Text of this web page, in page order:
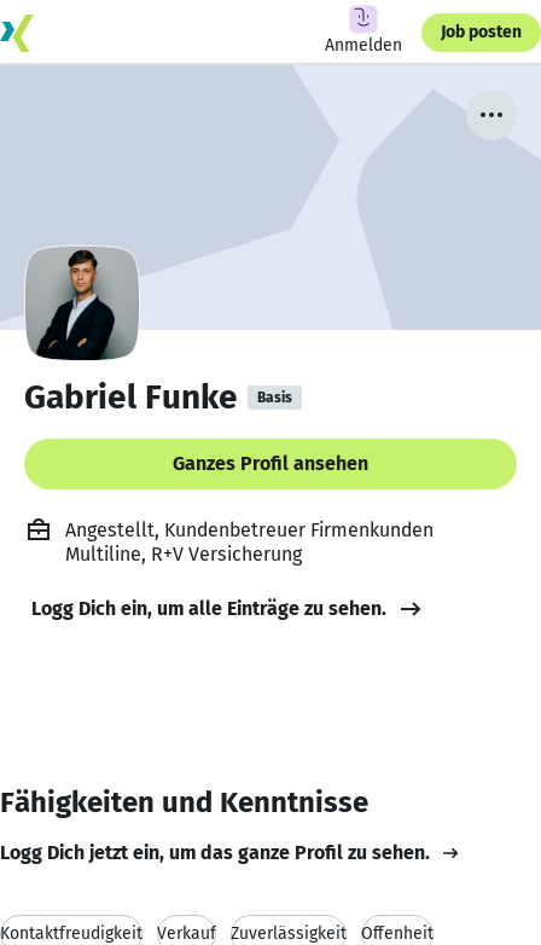
Anmelden
Job posten
Gabriel Funke Basis
Ganzes Profil ansehen
Angestellt, Kundenbetreuer Firmenkunden
Multiline, R+V Versicherung
Logg Dich ein, um alle Einträge zu sehen.
Fähigkeiten und Kenntnisse
Logg Dich jetzt ein, um das ganze Profil zu sehen.
Kontaktfreudigkeit Verkauf Zuverlässigkeit Offenheit